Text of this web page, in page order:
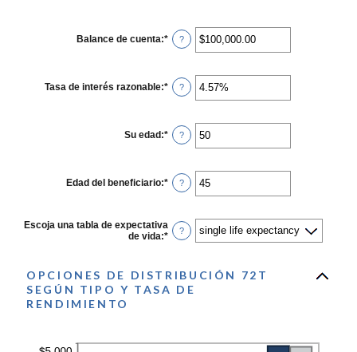
Balance de cuenta:* Enter
an
between
$0.00
and
?
Tasa de interés razonable:* Enter
an
between
0%
and
?
Su edad :* Enter
an
between
20
and
?
Edad del beneficiario:* Enter
an
between
0
and
?
Escoja una tabla de expectativa
de vida:* ?
OPCIONES DE DISTRIBUCIÓN 72T
SEGÚN TIPO Y TASA DE
RENDIMIENTO